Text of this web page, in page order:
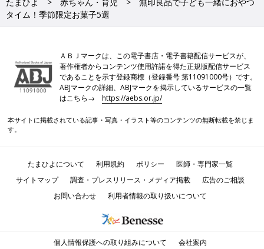
タイム！季節限定お菓子5選
ＡＢＪマークは、この電子書店・電子書籍配信サービスが、
著作権者からコンテンツ使用許諾を得た正規版配信サービス
であることを示す登録商標（登録番号 第11091000号）です。
ABJマークの詳細、ABJマークを掲示しているサービスの一覧
はこちら→https://aebs.or.jp/
本サイトに掲載されている記事・写真・イラスト等のコンテンツの無断転載を禁じま
す。
たまひよについて 利用規約 ポリシー
医師・専門家一覧
サイトマップ
調査・プレスリリース・メディア掲載
広告のご相談
お問い合わせ
利用者情報の取り扱いについて
個人情報保護への取り組みについて 会社案内